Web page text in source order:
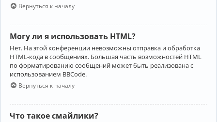
Вернуться к началу
Могу ли я использовать HTML?
Нет. На этой конференции невозможны отправка и обработка
HTML-кода в сообщениях. Большая часть возможностей HTML
по форматированию сообщений может быть реализована с
использованием BBCode.
Вернуться к началу
Что такое смайлики?